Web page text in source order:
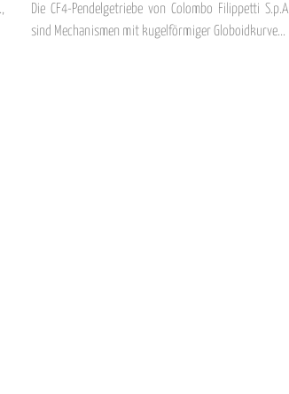
Die CF4-Pendelgetriebe von Colombo Filippetti S.p.A.
sind Mechanismen mit kugelförmiger Globoidkurve...